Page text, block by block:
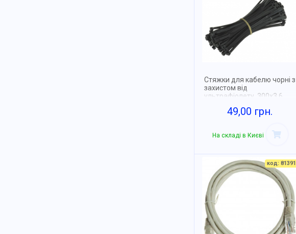
Стяжки для кабелю чорні з
захистом від
ультрафіолету, 300x3.6,
49,00 грн.
На складі в Києві
код: 81391